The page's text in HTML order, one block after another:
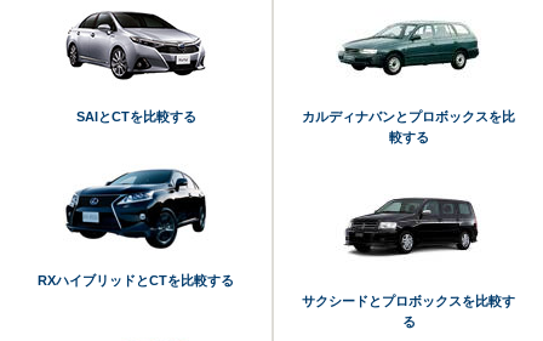
SAIとCTを比較する
RXハイブリッドとCTを比較する
カルディナバンとプロボックスを比
較する
サクシードとプロボックスを比較す
る